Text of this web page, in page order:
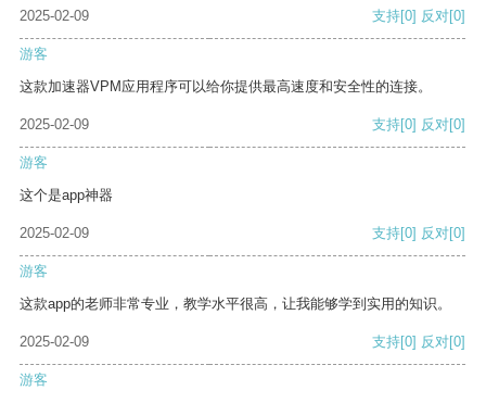
2025-02-09 支持[0] 反对[0]
游客
这款加速器VPM应用程序可以给你提供最高速度和安全性的连接。
2025-02-09 支持[0] 反对[0]
游客
这个是app神器
2025-02-09 支持[0] 反对[0]
游客
这款app的老师非常专业，教学水平很高，让我能够学到实用的知识。
2025-02-09 支持[0] 反对[0]
游客